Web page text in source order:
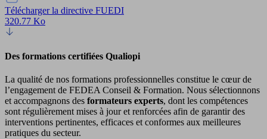
Télécharger la directive FUEDI
320.77 Ko
Des formations certifiées Qualiopi
La qualité de nos formations professionnelles constitue le cœur de
l’engagement de FEDEA Conseil & Formation. Nous sélectionnons
et accompagnons des formateurs experts, dont les compétences
sont régulièrement mises à jour et renforcées afin de garantir des
interventions pertinentes, efficaces et conformes aux meilleures
pratiques du secteur.